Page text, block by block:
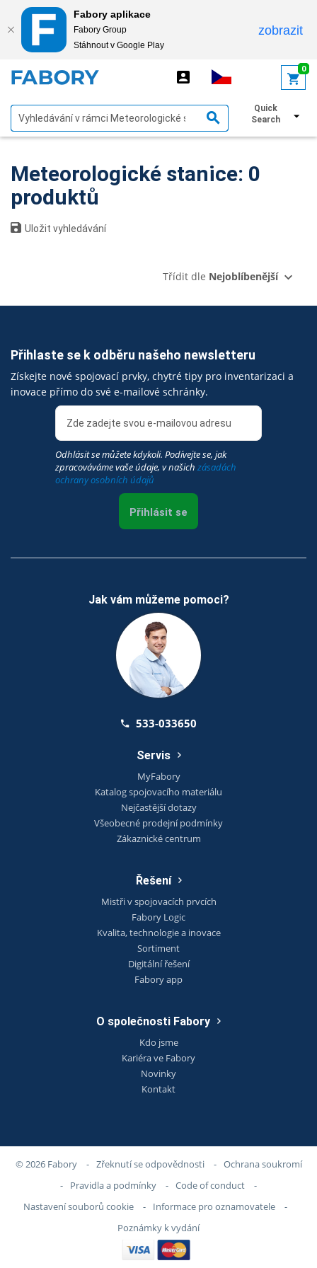
Fabory aplikace
Fabory Group
Stáhnout v Google Play
zobrazit
0
Quick
Search
Zobrazit filtry
Meteorologické stanice: 0
produktů
Uložit vyhledávání
Třídit dle Nejoblíbenější
Přihlaste se k odběru našeho newsletteru
Získejte nové spojovací prvky, chytré tipy pro inventarizaci a
inovace přímo do své e-mailové schránky.
Odhlásit se můžete kdykoli. Podívejte se, jak
zpracováváme vaše údaje, v našich zásadách
ochrany osobních údajů
Přihlásit se
Jak vám můžeme pomoci?
533-033650
Servis
MyFabory
Katalog spojovacího materiálu
Nejčastější dotazy
Všeobecné prodejní podmínky
Zákaznické centrum
Řešení
Mistři v spojovacích prvcích
Fabory Logic
Kvalita, technologie a inovace
Sortiment
Digitální řešení
Fabory app
O společnosti Fabory
Kdo jsme
Kariéra ve Fabory
Novinky
Kontakt
© 2026 Fabory - Zřeknutí se odpovědnosti - Ochrana soukromí
-
Pravidla a podmínky - Code of conduct
-
Nastavení souborů cookie
- Informace pro oznamovatele
-
Poznámky k vydání